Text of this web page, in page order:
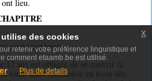
lieu.
sont maintenus.
12 ans est obligée de se couvrir la
toute autre alternative en tissu dès
utilise des cookies
retenir votre préférence linguistique et
comment etaamb.be est utilisé.
Plus de details
x